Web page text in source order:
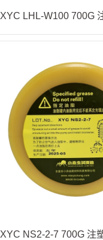
XYC LHL-W100 700G
XYC NS2-2-7 700G 注